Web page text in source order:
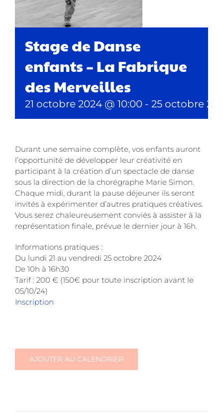
Stage de Danse
enfants – La Fabrique
des Merveilles
21 octobre 2024 @ 10:00 - 25 octobre
Durant une semaine complète, vos enfants auront
l’opportunité de développer leur créativité en
participant à la création d’un spectacle de danse
sous la direction de la chorégraphe Marie Simon.
Chaque midi, durant la pause déjeuner ils seront
invités à expérimenter d’autres pratiques créatives.
Vous serez chaleureusement conviés à assister à la
représentation finale, prévue le dernier jour à 16h.
Informations pratiques :
Du lundi 21 au vendredi 25 octobre 2024
De 10h à 16h30
Tarif : 200 € (150€ pour toute inscription avant le
05/10/24)
Inscription
AJOUTER AU CALENDRIER